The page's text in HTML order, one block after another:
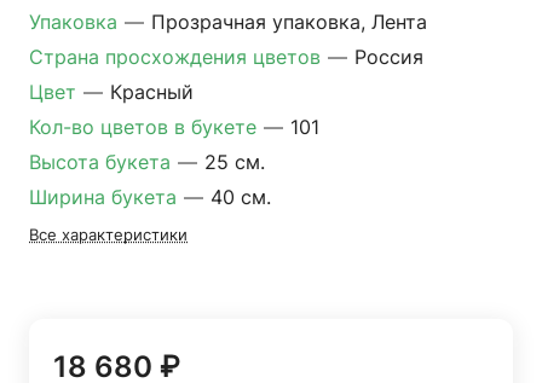
Упаковка — Прозрачная упаковка, Лента
Страна просхождения цветов — Россия
Цвет — Красный
Кол-во цветов в букете — 101
Высота букета — 25 см.
Ширина букета — 40 см.
Все характеристики
18 680 ₽